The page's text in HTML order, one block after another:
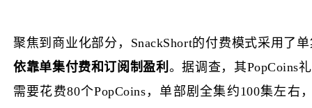
聚焦到商业化部分，SnackShort的付费模式采用了
依靠单集付费和订阅制盈利 。据调查，其PopCoins
需要花费80个PopCoins，单部剧全集约100集左